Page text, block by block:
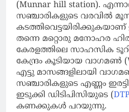
(Munnar hill station).
സഞ്ചാരികളുടെ വരവില്‍
കടത്തിവെട്ടയിരിക്കുകയാണ്
തന്നെ മറ്റൊരു മനോഹര
കേരളത്തിലെ സാഹസിക
കേന്ദ്രം കൂടിയായ വാഗമണ്‍
എട്ടു മാസങ്ങളിലായി
സഞ്ചാരികളുടെ എണ്ണം
ഇടുക്കി ഡിടിപിസിയുടെ (
കണക്കുകള്‍ പറയുന്നു.